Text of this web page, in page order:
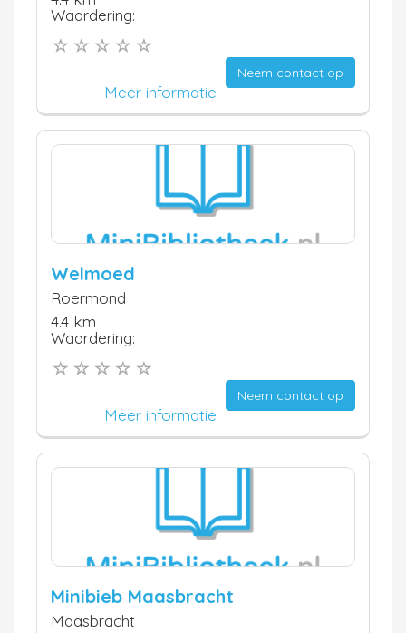
Waardering:
Neem contact op
Meer informatie
Welmoed
Roermond
4.4 km
Waardering:
Neem contact op
Meer informatie
Minibieb Maasbracht
Maasbracht